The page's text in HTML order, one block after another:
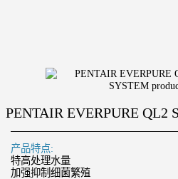
PENTAIR EVERPURE QL2
产品特点:
特高处理水量
加强抑制细菌繁殖